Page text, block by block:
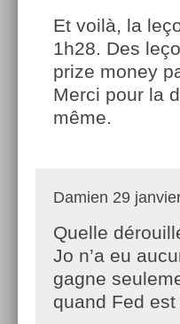
Et voilà, la
1h28. Des
prize money
Merci pour la
même.
Damien 29
Quelle
Jo n’a eu
gagne
quand Fed est